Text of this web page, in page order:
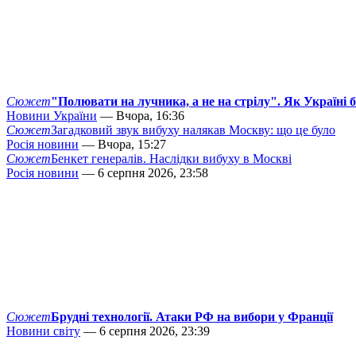
Сюжет"Полювати на лучника, а не на стрілу". Як Україні
Новини України — Вчора, 16:36
СюжетЗагадковий звук вибуху налякав Москву: що це було
Росія новини — Вчора, 15:27
СюжетБенкет генералів. Наслідки вибуху в Москві
Росія новини — 6 серпня 2026, 23:58
СюжетБрудні технології. Атаки РФ на вибори у Франції
Новини світу — 6 серпня 2026, 23:39